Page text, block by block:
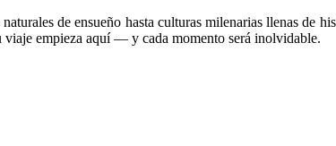
de ensueño hasta culturas milenarias llenas de
empieza aquí — y cada momento será inolvidable.